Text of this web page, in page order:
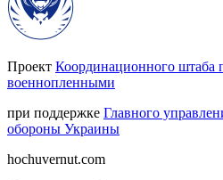
Проект Координационного штаба
военнопленными
при поддержке Главного
обороны Украины
hochuvernut.com